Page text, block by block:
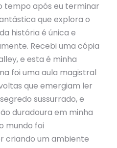
tempo após eu terminar
que explora o
história é única e
Recebi uma cópia
e esta é minha
foi uma aula magistral
que emergiam ler
sussurrado, e
duradoura em minha
mundo foi
criando um ambiente